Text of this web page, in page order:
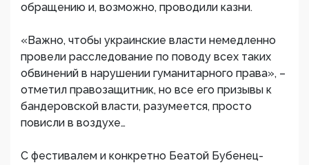
обращению и, возможно, проводили казни.
«Важно, чтобы украинские власти немедленно
провели расследование по поводу всех таких
обвинений в нарушении гуманитарного права», –
отметил правозащитник, но все его призывы к
бандеровской власти, разумеется, просто
повисли в воздухе…
С фестивалем и конкретно Беатой Бубенец-